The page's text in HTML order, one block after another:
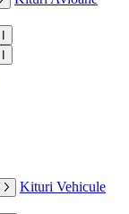
Kituri Vehicule